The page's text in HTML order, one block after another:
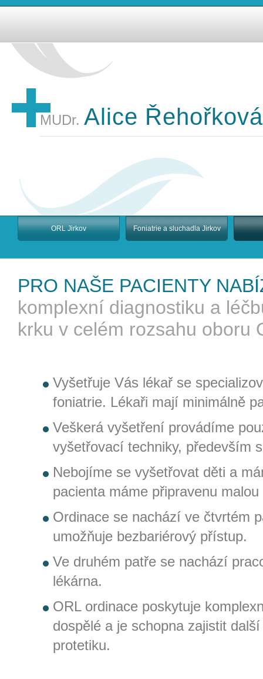
MUDr. Alice Řehořková
PRO NAŠE PACIENTY
komplexní diagnostiku a
krku v celém rozsahu oboru
Vyšetřuje Vás lékař se
foniatrie. Lékaři mají minimálně
Veškerá vyšetření provádíme
vyšetřovací techniky, především
Nebojíme se vyšetřovat děti a
pacienta máme připravenu
Ordinace se nachází ve čtvrtém
umožňuje bezbariérový přístup.
Ve druhém patře se nachází
lékárna.
ORL ordinace poskytuje
dospělé a je schopna zajistit
protetiku.
ORL Jirkov Foniatrie a sluchadla Jirkov